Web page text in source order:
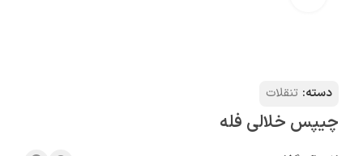
دسته: تنقلات
چیپس خلالی فله